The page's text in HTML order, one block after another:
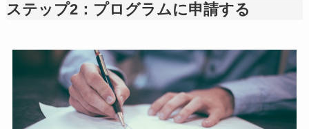
ステップ2：プログラムに申請する